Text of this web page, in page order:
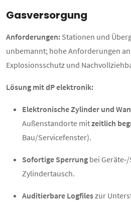
Gasversorgung
Anforderungen: Stationen und
unbemannt; hohe Anforderungen
Explosionsschutz und
Lösung mit dP elektronik:
Elektronische Zylinder und
Außenstandorte mitzeitlich
Bau/Servicefenster).
Sofortige Sperrung bei
Zylindertausch.
Auditierbare Logfileszur